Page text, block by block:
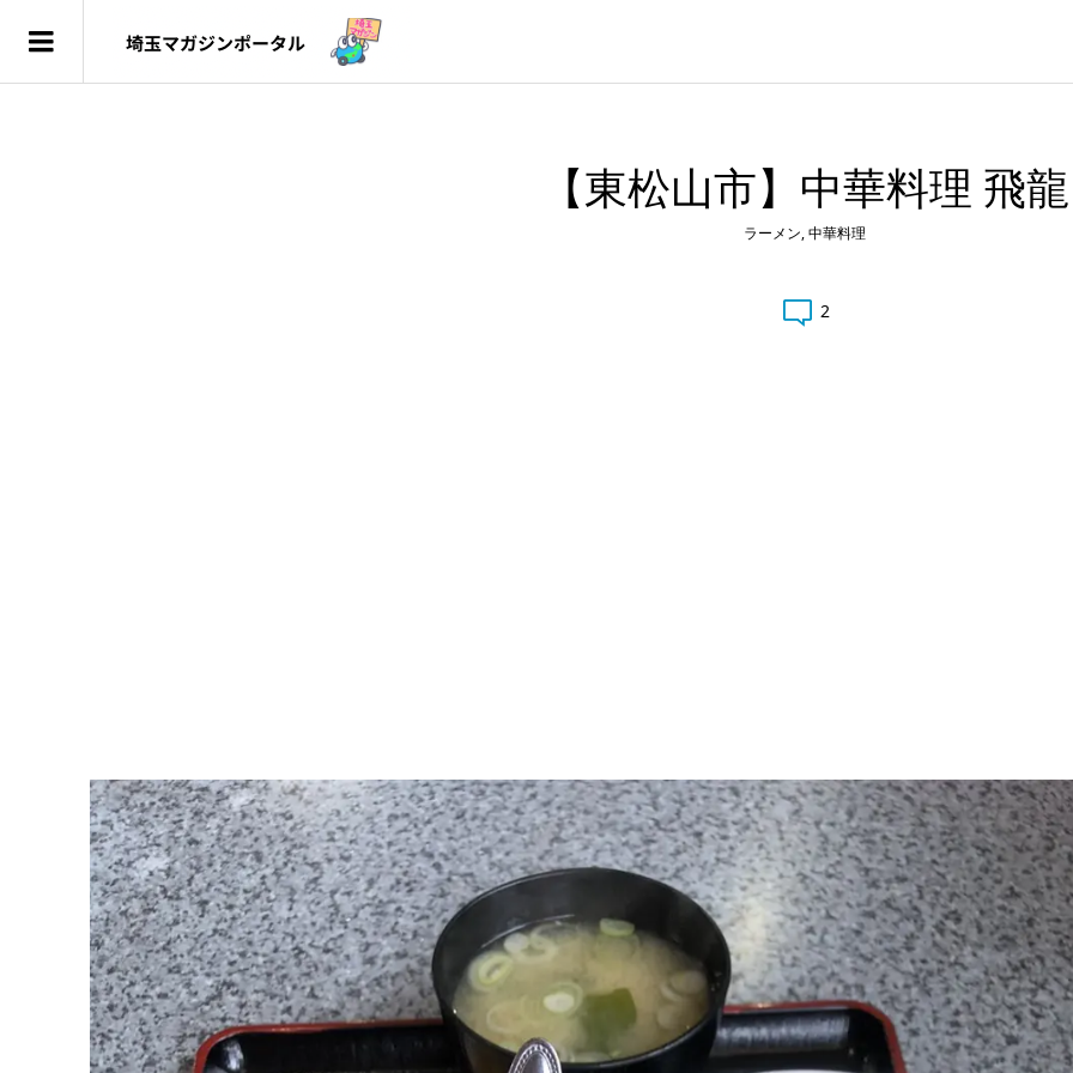
【東松山市】中華料理 飛龍
ラーメン,中華料理
2